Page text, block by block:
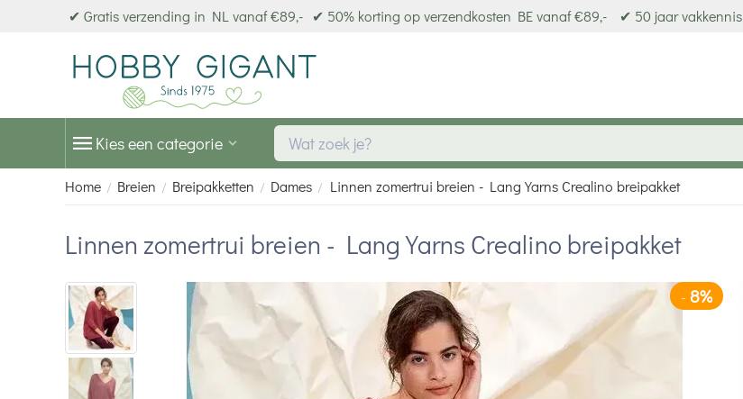
✔ Gratis verzending in NL vanaf €89,- ✔ 50% korting op verzendkosten BE vanaf €89,- ✔ 50 jaar vakkennis
Kies een categorie
Home / Breien / Breipakketten / Dames / Linnen zomertrui breien - Lang Yarns Crealino breipakket
Linnen zomertrui breien - Lang Yarns Crealino breipakket
-8%